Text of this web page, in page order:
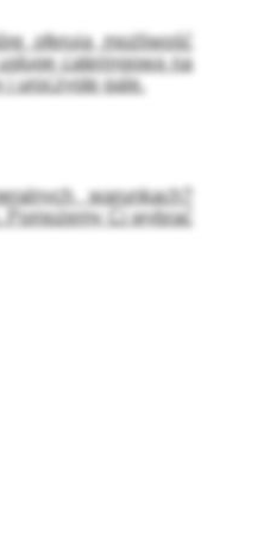
oferują możliwość
cateringową na
i uroczyste gale.
warunkach?
Ci wybrać